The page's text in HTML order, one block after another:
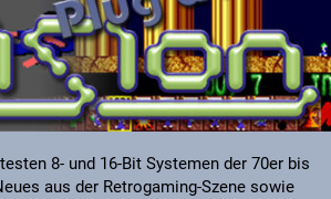
8- und 16-Bit Systemen der 70er bis
aus der Retrogaming-Szene sowie